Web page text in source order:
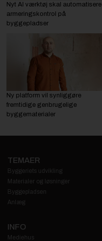
Nyt AI værktøj skal automatisere
armeringskontrol på
byggepladser
Ny platform vil synliggøre
fremtidige genbrugelige
byggematerialer
TEMAER
Byggeriets udvikling
Materialer og løsninger
Byggepladsen
Anlæg
INFO
Mediehus